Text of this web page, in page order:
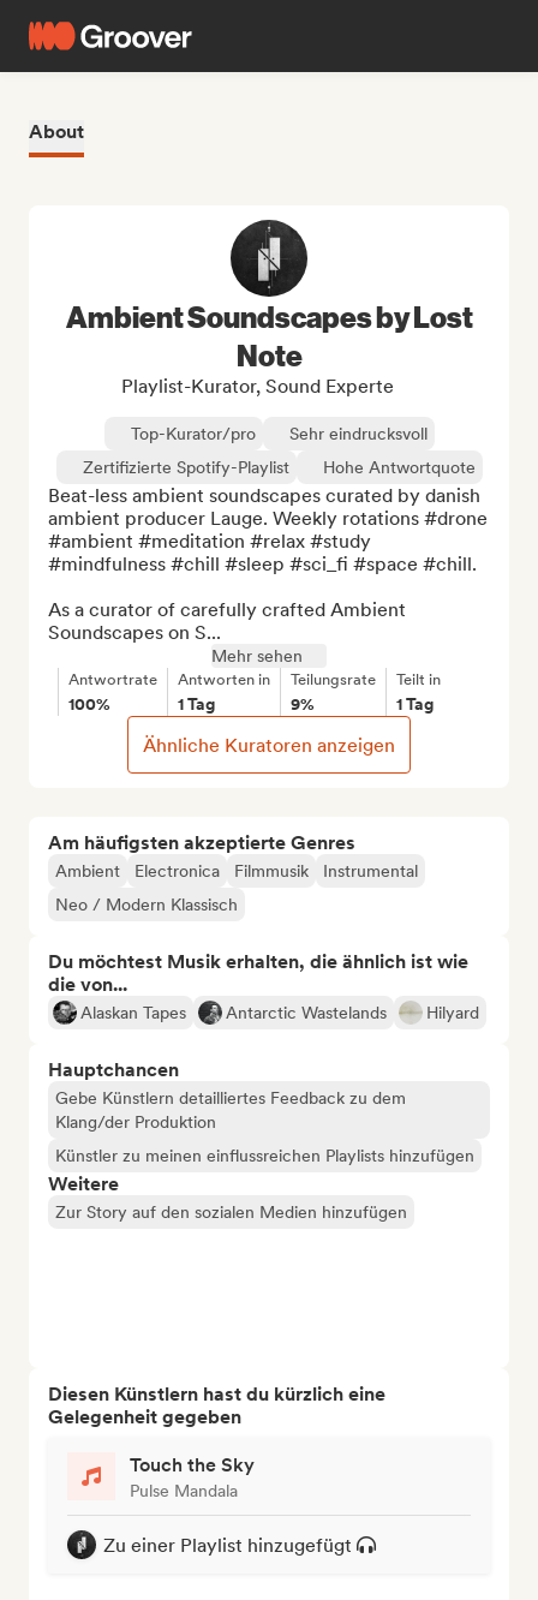
About
Am häufigsten akzeptierte Genres
Ambient Electronica Filmmusik
Instrumental
Neo / Modern Klassisch
Du möchtest Musik erhalten, die ähnlich ist wie
die von...
Alaskan Tapes Antarctic Wastelands Hilyard
Hauptchancen
Gebe Künstlern detailliertes Feedback zu dem
Klang/der Produktion
Künstler zu meinen einflussreichen Playlists hinzufügen
Weitere
Zur Story auf den sozialen Medien hinzufügen
Diesen Künstlern hast du kürzlich eine
Gelegenheit gegeben
Touch the Sky
Pulse Mandala
Zu einer Playlist hinzugefügt
Ambient Soundscapes by Lost
Note
Playlist-Kurator, Sound Experte
Top-Kurator/pro
Sehr eindrucksvoll
Zertifizierte Spotify-Playlist
Hohe Antwortquote
Beat-less ambient soundscapes curated by danish
ambient producer Lauge. Weekly rotations #drone
#ambient #meditation #relax #study
#mindfulness #chill #sleep #sci_fi #space #chill.
As a curator of carefully crafted Ambient
Soundscapes on S...
Mehr sehen
Antwortrate
100%
Antworten in
1 Tag
Teilungsrate
9%
Teilt in
1 Tag
Ähnliche Kuratoren anzeigen